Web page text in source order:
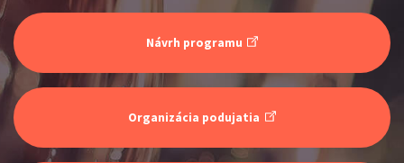
Návrh programu
Organizácia podujatia